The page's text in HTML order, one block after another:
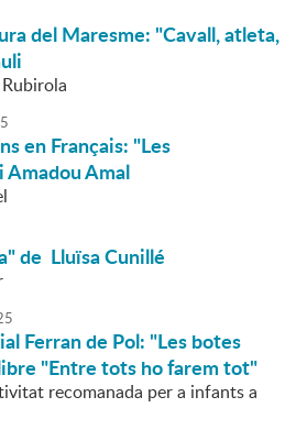
del Maresme: "Cavall, atleta,
en Français: "Les
Amal
de Lluïsa Cunillé
Ferran de Pol: "Les botes
"Entre tots ho farem tot"
recomanada per a infants a